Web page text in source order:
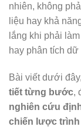
nhiên, không
liệu hay khả
lắng khi phải
hay phân tích
Bài viết dưới đây,
tiết từng bước,
nghiên cứu
chiến lược trình